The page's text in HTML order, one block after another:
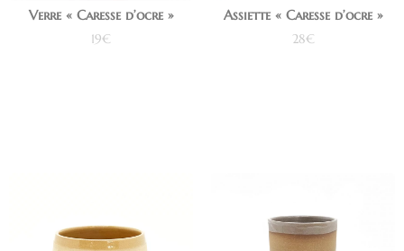
Verre « Caresse d’ocre »
19€
Assiette « Caresse d’ocre »
28€